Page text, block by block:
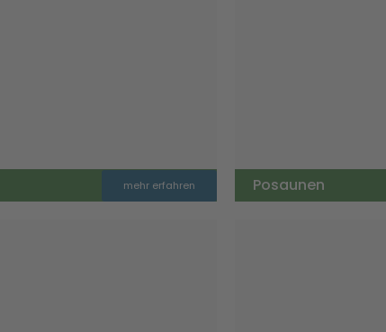
mehr erfahren Posaunen